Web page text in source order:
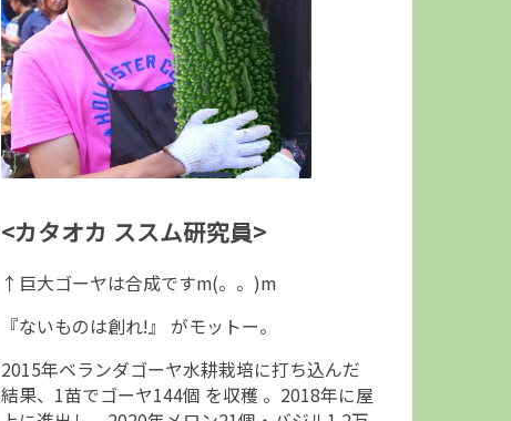
<カタオカ ススム研究員>
↑巨大ゴーヤは合成ですm(。。)m
『ないものは創れ!』 がモットー。
2015年ベランダゴーヤ水耕栽培に打ち込んだ
結果、1苗でゴーヤ144個 を収穫 。2018年に屋